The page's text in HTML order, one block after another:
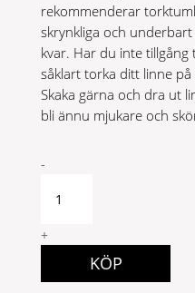
rekommenderar
skrynkliga och
kvar. Har du inte
såklart torka ditt linne
Skaka gärna och dra ut
bli ännu mjukare och
LOVELY
BLACK
-
+
KÖP